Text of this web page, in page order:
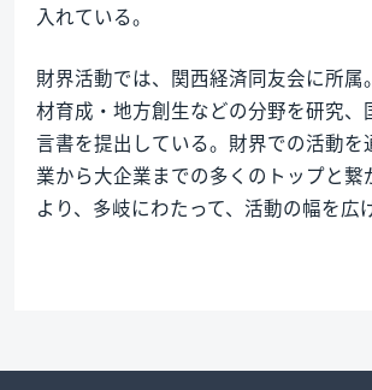
入れている。
財界活動では、関西経済同友会に所属
材育成・地方創生などの分野を研究、
言書を提出している。財界での活動を
業から大企業までの多くのトップと繋
より、多岐にわたって、活動の幅を広